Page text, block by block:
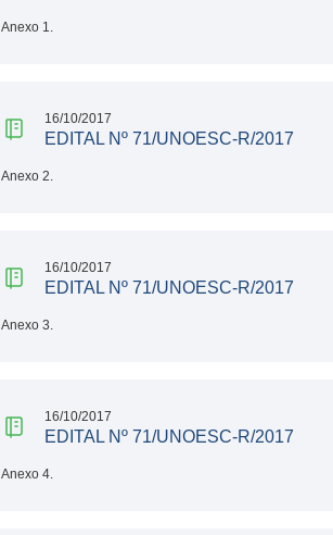
Anexo 1.
16/10/2017
EDITAL Nº 71/UNOESC-R/2017
Anexo 2.
16/10/2017
EDITAL Nº 71/UNOESC-R/2017
Anexo 3.
16/10/2017
EDITAL Nº 71/UNOESC-R/2017
Anexo 4.